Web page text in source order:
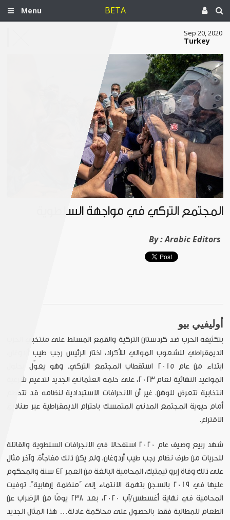
Menu BETA
Sep 20, 2020
Turkey
المجتمع التركي في مواجهة السلطوية
By :Arabic Editors
أوليفيي بيو
بتكثيفه الحرب ضد كردستان التركية والقمع المسلط على منتخبي الحزب
الديمقراطي للشعوب الموالي للأكراد، اختار الرئيس رجب طيب أردوغان،
ابتداء من عام 2015 استقطاب المجتمع التركي. وهو يعوّل بحلول
المواعيد النهائية لعام 2023، على حلمه العثماني الجديد لتدعيم شرعية
انتخابية تتعرض للوهن. غير أن الانحرافات الاستبدادية لنظامه قد تتحطم
أمام حيوية المجتمع المدني المتمسك باحترام الديمقراطية عبر صناديق
الاقتراع.
شهد ربيع وصيف عام 2020 استفحالا في الانجرافات السلطوية والقاتلة
للحريات من طرف نظام رجب طيب أردوغان، ولم يكن ذلك مفاجأة. وآخر مثال
على ذلك وفاة إبرو تيمتيك، المحامية البالغة من العمر 42 سنة والمحكوم
عليها في 2019 بالسجن بتهمة الانتماء إلى “منظمة إرهابية”. توفيت
المحامية في نهاية أغسطس/آب 2020، بعد 238 يومًا من الإضراب عن
الطعام للمطالبة فقط بالحصول على محاكمة عادلة… هذا المثال الجديد